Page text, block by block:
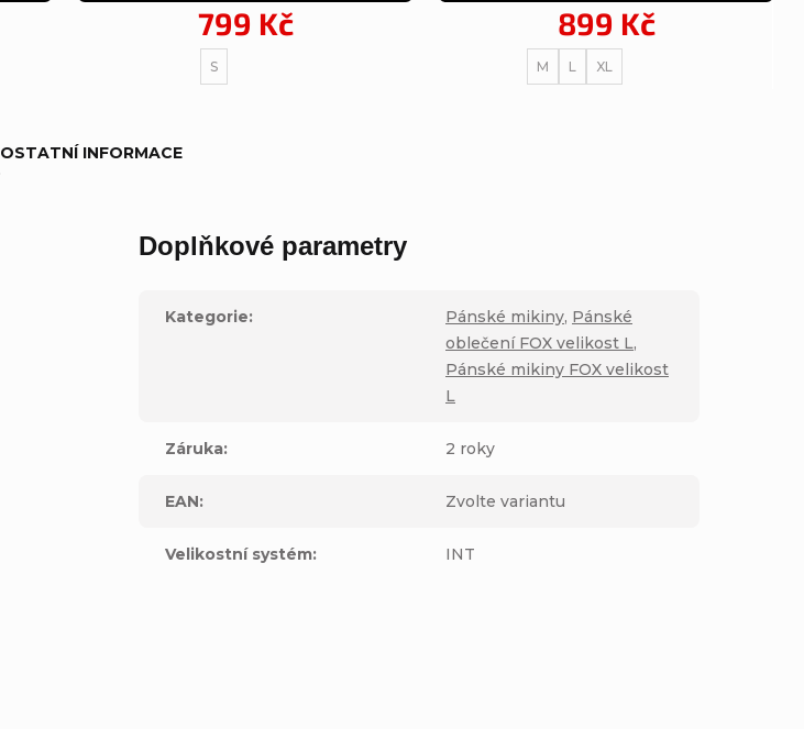
799 Kč
S
899 Kč
M L XL
OSTATNÍ INFORMACE
Doplňkové parametry
Kategorie: Pánské mikiny, Pánské
oblečení FOX velikost L,
Pánské mikiny FOX velikost
L
Záruka: 2 roky
EAN: Zvolte variantu
Velikostní systém: INT